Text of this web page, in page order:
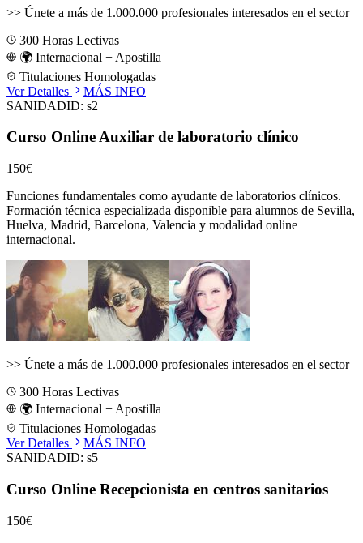
>> Únete a más de 1.000.000 profesionales interesados en el sector
300 Horas Lectivas
🌍 Internacional + Apostilla
Titulaciones Homologadas
Ver Detalles
MÁS INFO
SANIDADID: s2
Curso Online Auxiliar de laboratorio clínico
150€
Funciones fundamentales como ayudante de laboratorios clínicos.
Formación técnica especializada disponible para alumnos de Sevilla,
Huelva, Madrid, Barcelona, Valencia y modalidad online
internacional.
>> Únete a más de 1.000.000 profesionales interesados en el sector
300 Horas Lectivas
🌍 Internacional + Apostilla
Titulaciones Homologadas
Ver Detalles
MÁS INFO
SANIDADID: s5
Curso Online Recepcionista en centros sanitarios
150€